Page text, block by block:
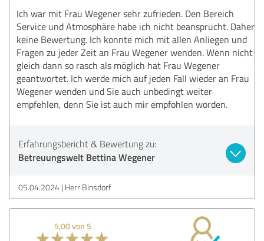
Ich war mit Frau Wegener sehr zufrieden. Den Bereich
Service und Atmosphäre habe ich nicht beansprucht. Daher
keine Bewertung. Ich konnte mich mit allen Anliegen und
Fragen zu jeder Zeit an Frau Wegener wenden. Wenn nicht
gleich dann so rasch als möglich hat Frau Wegener
geantwortet. Ich werde mich auf jeden Fall wieder an Frau
Wegener wenden und Sie auch unbedingt weiter
empfehlen, denn Sie ist auch mir empfohlen worden.
Erfahrungsbericht & Bewertung zu:
Betreuungswelt Bettina Wegener
05.04.2024 Herr Binsdorf
5,00 von 5